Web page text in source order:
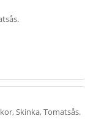
.
Skinka, Tomatsås.